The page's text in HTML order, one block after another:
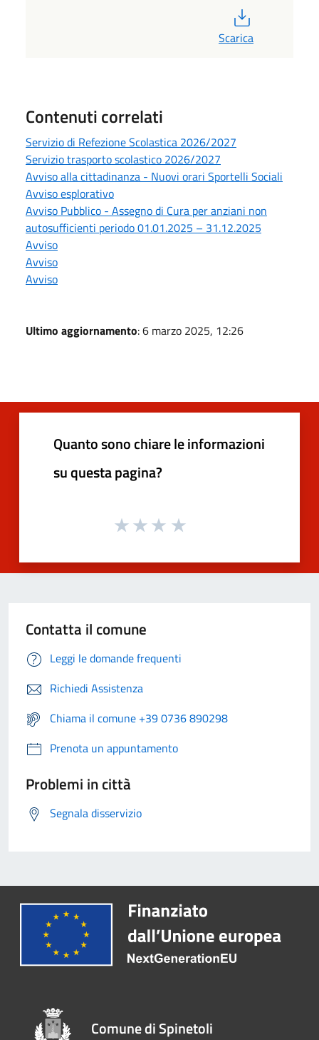
Scarica
Contenuti correlati
Servizio di Refezione Scolastica 2026/2027
Servizio trasporto scolastico 2026/2027
Avviso alla cittadinanza - Nuovi orari Sportelli Sociali
Avviso esplorativo
Avviso Pubblico - Assegno di Cura per anziani non
autosufficienti periodo 01.01.2025 – 31.12.2025
Avviso
Avviso
Avviso
Ultimo aggiornamento: 6 marzo 2025, 12:26
Quanto sono chiare le informazioni
su questa pagina?
Contatta il comune
Leggi le domande frequenti
Richiedi Assistenza
Chiama il comune +39 0736 890298
Prenota un appuntamento
Problemi in città
Segnala disservizio
Comune di Spinetoli